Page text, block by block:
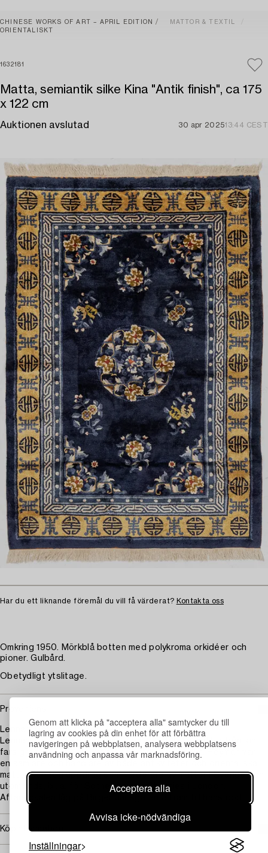
Genom att klicka på "acceptera alla" samtycker du till
lagring av cookies på din enhet för att förbättra
navigeringen på webbplatsen, analysera webbplatsens
användning och anpassa vår marknadsföring.
Acceptera alla
Avvisa icke-nödvändiga
Inställningar
CHINESE WORKS OF ART – APRIL EDITION
MATTOR & TEXTIL
ORIENTALISKT
1632181
Matta, semiantik silke Kina "Antik finish", ca 175
x 122 cm
Auktionen avslutad 30 apr 202513:44 CEST
Har du ett liknande föremål du vill få värderat? Kontakta oss
Omkring 1950. Mörkblå botten med polykroma orkidéer och
pioner. Gulbård.
Obetydligt ytslitage.
Proveniens
Lennart Heymans (1918 – 1974) samling.
Lennart Heyman var utbildad inom orientaliska mattor från sin
fars grossistfirma Heyman & Olesen i Stockholm. Heyman var
en samlare och handlare av både antikviteter och orientaliska
mattor och tog uppdrag som värderare av mattor i Sverige och
utomlands, bl. a. för Sotheby’s och Christies i London.
Affärslokalen låg på Birger Jarlsgatan 3 fram till hans död.
Köpinformation